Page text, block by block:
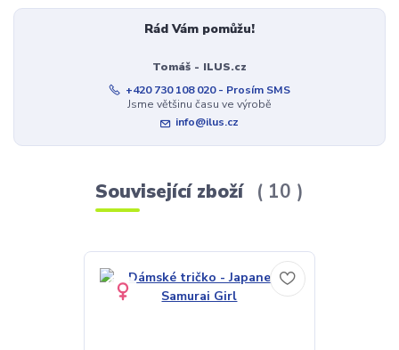
Rád Vám pomůžu!
Tomáš - ILUS.cz
+420 730 108 020 - Prosím SMS
Jsme většinu času ve výrobě
info@ilus.cz
Související zboží 10